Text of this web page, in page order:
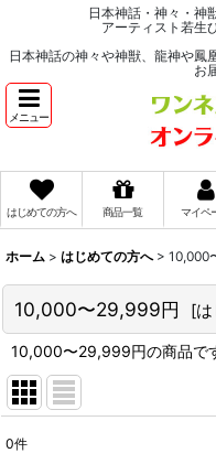
日本神話・神々・神
アーティスト若生
日本神話の神々や神獣、龍神や鳳
お
メニュー
はじめての方へ 商品一覧 マイペ
ホーム > はじめての方へ > 10,000
10,000〜29,999円 [
10,000〜29,999円の商品で
0件